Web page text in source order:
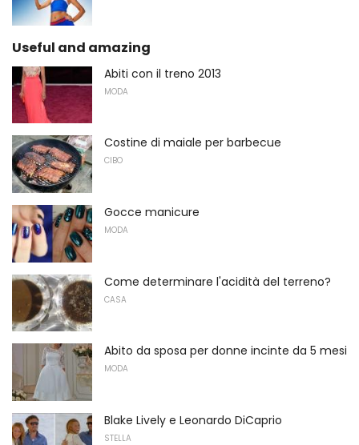
Useful and amazing
Abiti con il treno 2013
MODA
Costine di maiale per barbecue
CIBO
Gocce manicure
MODA
Come determinare l'acidità del terreno?
CASA
Abito da sposa per donne incinte da 5 mesi
MODA
Blake Lively e Leonardo DiCaprio
STELLA